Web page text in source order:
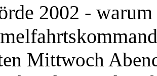
2002 - warum
Mittwoch